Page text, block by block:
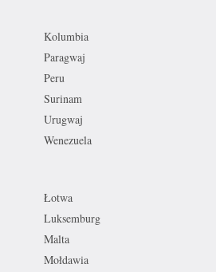
Kolumbia
Paragwaj
Peru
Surinam
Urugwaj
Wenezuela
Łotwa
Luksemburg
Malta
Mołdawia